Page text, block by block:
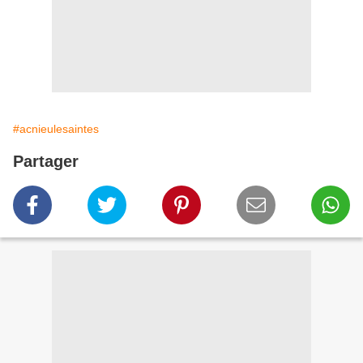
#acnieulesaintes
Partager